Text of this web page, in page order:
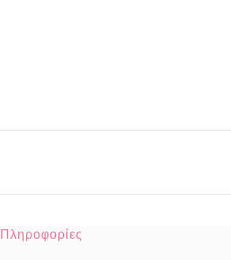
Πληροφορίες